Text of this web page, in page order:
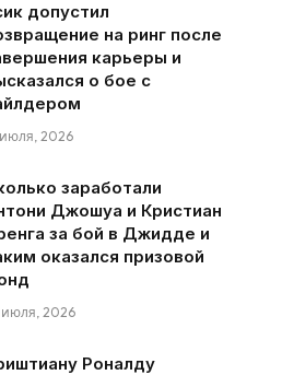
допустил
на ринг после
карьеры и
о бое с
июля, 2026
заработали
Джошуа и Кристиан
за бой в Джидде и
оказался призовой
июля, 2026
Роналду